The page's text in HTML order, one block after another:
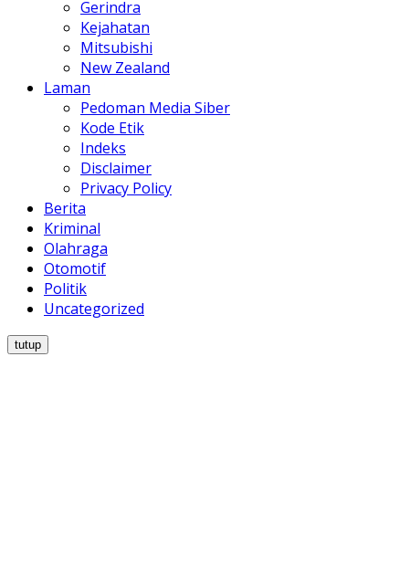
Gerindra
Kejahatan
Mitsubishi
New Zealand
Laman
Pedoman Media Siber
Kode Etik
Indeks
Disclaimer
Privacy Policy
Berita
Kriminal
Olahraga
Otomotif
Politik
Uncategorized
tutup